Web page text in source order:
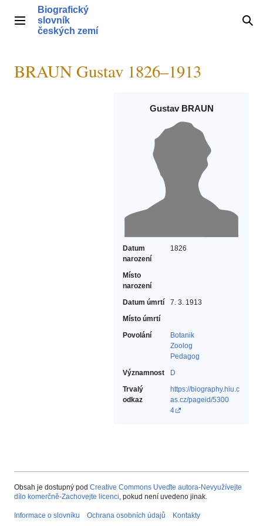
obsahHlavní menu
Biografický
slovník
českých zemí
BRAUN Gustav 1826–1913
Gustav BRAUN
Datum
narození
1826
Místo
narození
Datum úmrtí
7. 3. 1913
Místo úmrtí
Povolání
Botanik‎
Zoolog‎
Pedagog‎
Významnost
D
Trvalý
odkaz
https://biography.hiu.c
as.cz/pageid/5300
4
Obsah je dostupný pod Creative Commons Uveďte autora-Nevyužívejte
dílo komerčně-Zachovejte licenci, pokud není uvedeno jinak.
Informace o slovníku Ochrana osobních údajů Kontakty